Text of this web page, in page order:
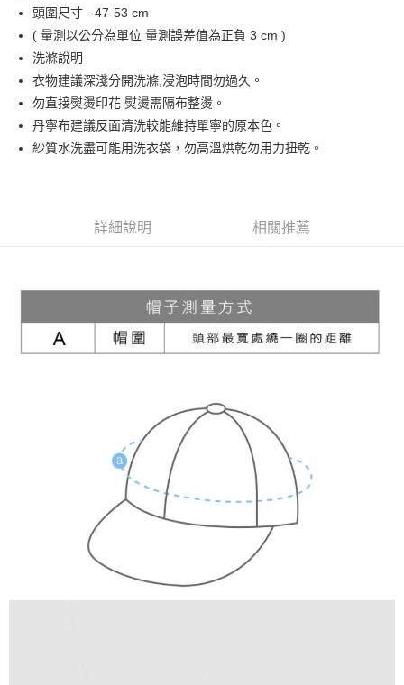
街口支付
悠遊付
大哥付你分期
相關說明
【大哥付你分期使用說明】
1.本服務由台灣大哥大提供，台灣大哥大用戶可立即使用無須另外申請。
2.付款方式選擇「大哥付你分期」，訂單成立後會自動跳轉到大哥付的交易
消。如遇「轉專審核」未通過狀況，表示未達大哥付你分期系統評分，恕無
2.透過簡訊連結打開帳單後，可選擇「超商條碼／台灣大直營門市／銀行轉
帳／街口支付／iPASS MONEY」等通路繳費。
買賣價金債權讓與本公司後，依約使用本公司帳單繳交帳款。
2.基於同意付款使用「大哥付你分期」之契約關係目的，商店將以您的個人
資料（包含姓名、電話或地址）提供予台灣大哥大進項蒐集、處理及利用，
由本公司與您本人進行分期帳單所需資料之確認、核對及更正。
3.完整用戶服務條款，請詳閱以下連結：
https://oppay.tw/userRule
ATM付款
每筆NT$60，滿NT$1,200(含以上)免運費
7-11取貨付款
每筆NT$60，滿NT$1,500(含以上)免運費
每筆NT$60，滿NT$1,500(含以上)免運費
每筆NT$100，滿NT$3,000(含以上)免運費
頭圍尺寸 - 47-53 cm
( 量測以公分為單位 量測誤差值為正負 3 cm )
洗滌說明
衣物建議深淺分開洗滌,浸泡時間勿過久。
勿直接熨燙印花 熨燙需隔布整燙。
丹寧布建議反面清洗較能維持單寧的原本色。
紗質水洗盡可能用洗衣袋，勿高溫烘乾勿用力扭乾。
詳細說明 相關推薦